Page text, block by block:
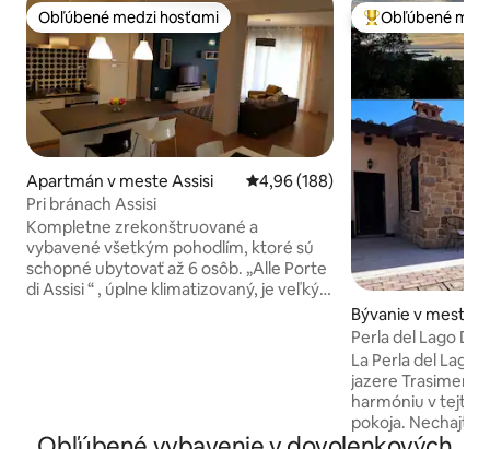
Obľúbené medzi hosťami
Obľúbené medzi hosťami
Apartmán v meste Assisi Priemerné ohodnotenie 4,96 z
4,96 (188)
Pri bránach Assisi
Kompletne zrekonštruované a
vybavené všetkým pohodlím, ktoré sú
schopné ubytovať až 6 osôb. „Alle Porte
di Assisi “ , úplne klimatizovaný, je veľký
oddelenými posteľami, 1 kúpeľňa so
Najobľúbenejšie
Obľúbené
Bývanie v meste
Perla del Lago
jazere Trasimeno
La Perla del
jazere Trasimeno ​Znovu objavte svoju
harmóniu v tejto
pokoja. Nechajte
magickým